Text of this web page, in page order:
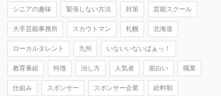
シニアの趣味 緊張しない方法 対策 芸能スクール
大手芸能事務所 スカウトマン 札幌 北海道
ローカルタレント 九州 いないいないばぁっ！
教育番組 特徴 治し方 人気者 面白い 職業
仕組み スポンサー スポンサー企業 給料制